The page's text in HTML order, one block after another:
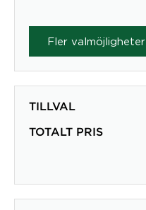
Fler valmöjligheter
TILLVAL
TOTALT PRIS